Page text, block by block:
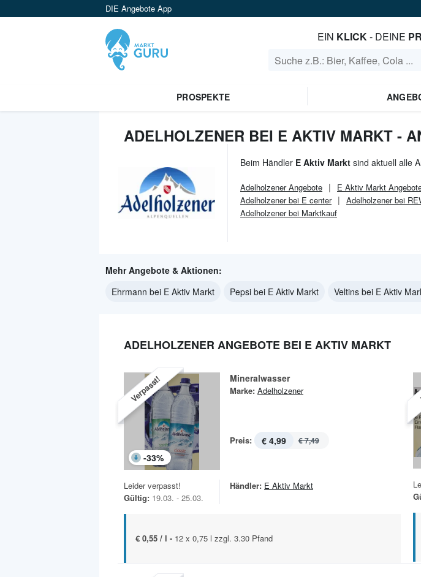
DIE Angebote App
EIN KLICK- DEINE
PROSPEKTE
ADELHOLZENER BEI E AKTIV MARKT -
Beim Händler E Aktiv Markt sind aktuell alle
AdelholzenerAngebote E Aktiv Markt
Adelholzener bei E center
Adelholzener bei
Adelholzener bei Marktkauf
Mehr Angebote & Aktionen:
Ehrmann bei E Aktiv Markt
Pepsi bei E Aktiv Markt Veltins bei E Aktiv
ADELHOLZENER ANGEBOTE BEI E AKTIV MARKT
Verpasst!
-33%
Mineralwasser
Marke: Adelholzener
Preis: € 4,99 € 7,49
Leider verpasst!
Gültig: 19.03. - 25.03.
Händler: E Aktiv Markt
€ 0,55 / l - 12 x 0,75 l zzgl. 3.30 Pfand